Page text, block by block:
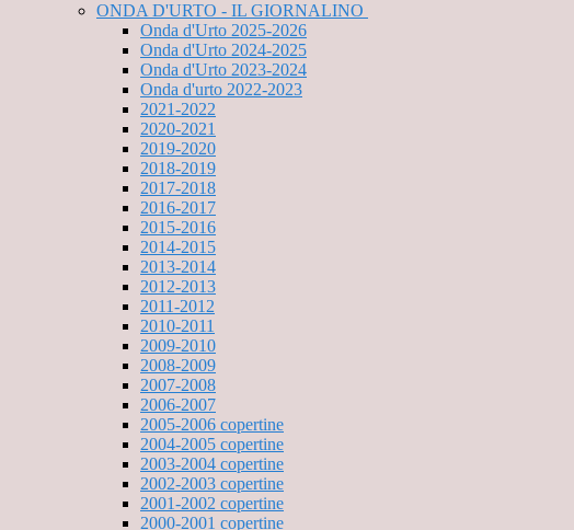
ONDA D'URTO - IL GIORNALINO
Onda d'Urto 2025-2026
Onda d'Urto 2024-2025
Onda d'Urto 2023-2024
Onda d'urto 2022-2023
2021-2022
2020-2021
2019-2020
2018-2019
2017-2018
2016-2017
2015-2016
2014-2015
2013-2014
2012-2013
2011-2012
2010-2011
2009-2010
2008-2009
2007-2008
2006-2007
2005-2006 copertine
2004-2005 copertine
2003-2004 copertine
2002-2003 copertine
2001-2002 copertine
2000-2001 copertine